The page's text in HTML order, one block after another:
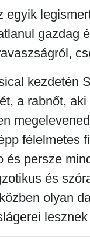
egyik
gazdag
kezdetén
a rabnőt,
félelmetes
és persze
és
olyan